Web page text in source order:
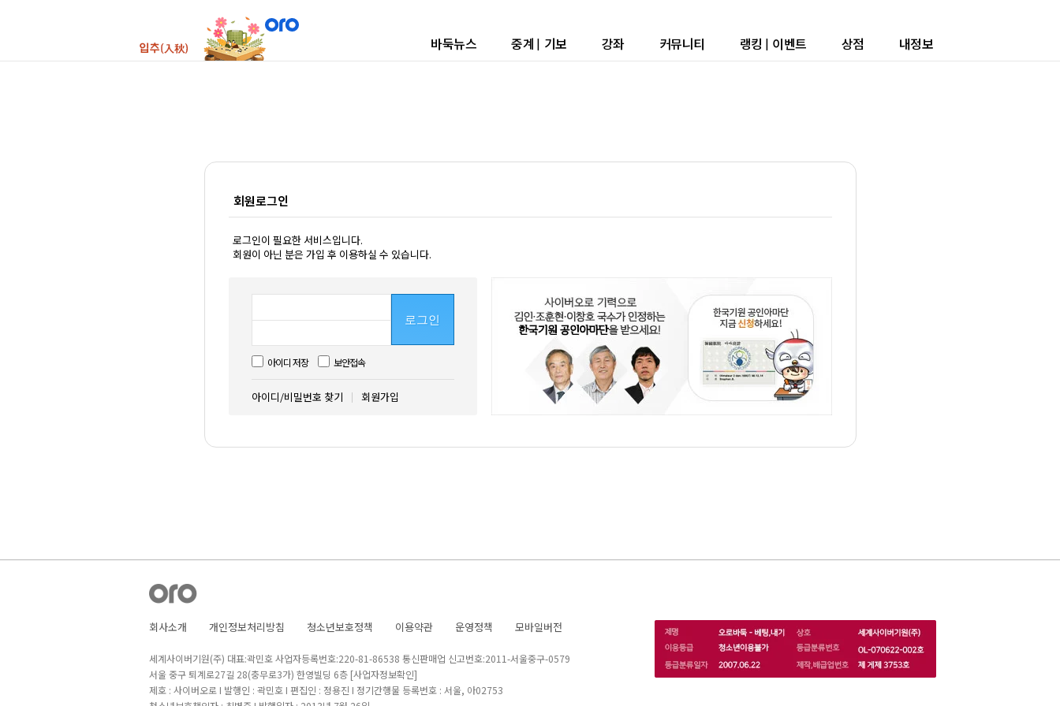
바둑뉴스 중계 | 기보 강좌 커뮤니티 랭킹 | 이벤트 상점 내정보
회원로그인
로그인이 필요한 서비스입니다.
회원이 아닌 분은 가입 후 이용하실 수 있습니다.
로그인
아이디 저장 보안접속
아이디/비밀번호 찾기 회원가입
회사소개 개인정보처리방침 청소년보호정책 이용약관 운영정책 모바일버전
세계사이버기원(주) 대표:곽민호 사업자등록번호:220-81-86538 통신판매업 신고번호:2011-서울중구-0579
서울 중구 퇴계로27길 28(충무로3가) 한영빌딩 6층 [사업자정보확인]
제호 : 사이버오로 I 발행인 : 곽민호 I 편집인 : 정용진 I 정기간행물 등록번호 : 서울, 아02753